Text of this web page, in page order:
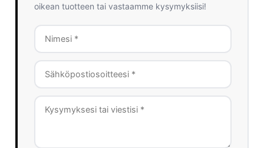
oikean tuotteen tai vastaamme kysymyksiisi!